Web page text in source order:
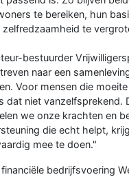
te bereiken, hun
te
bestuurder
naar een
Voor mensen die
dat niet vanzelfsprekend.
we onze krachten en
die echt helpt,
mee te doen."
bedrijfsvoering